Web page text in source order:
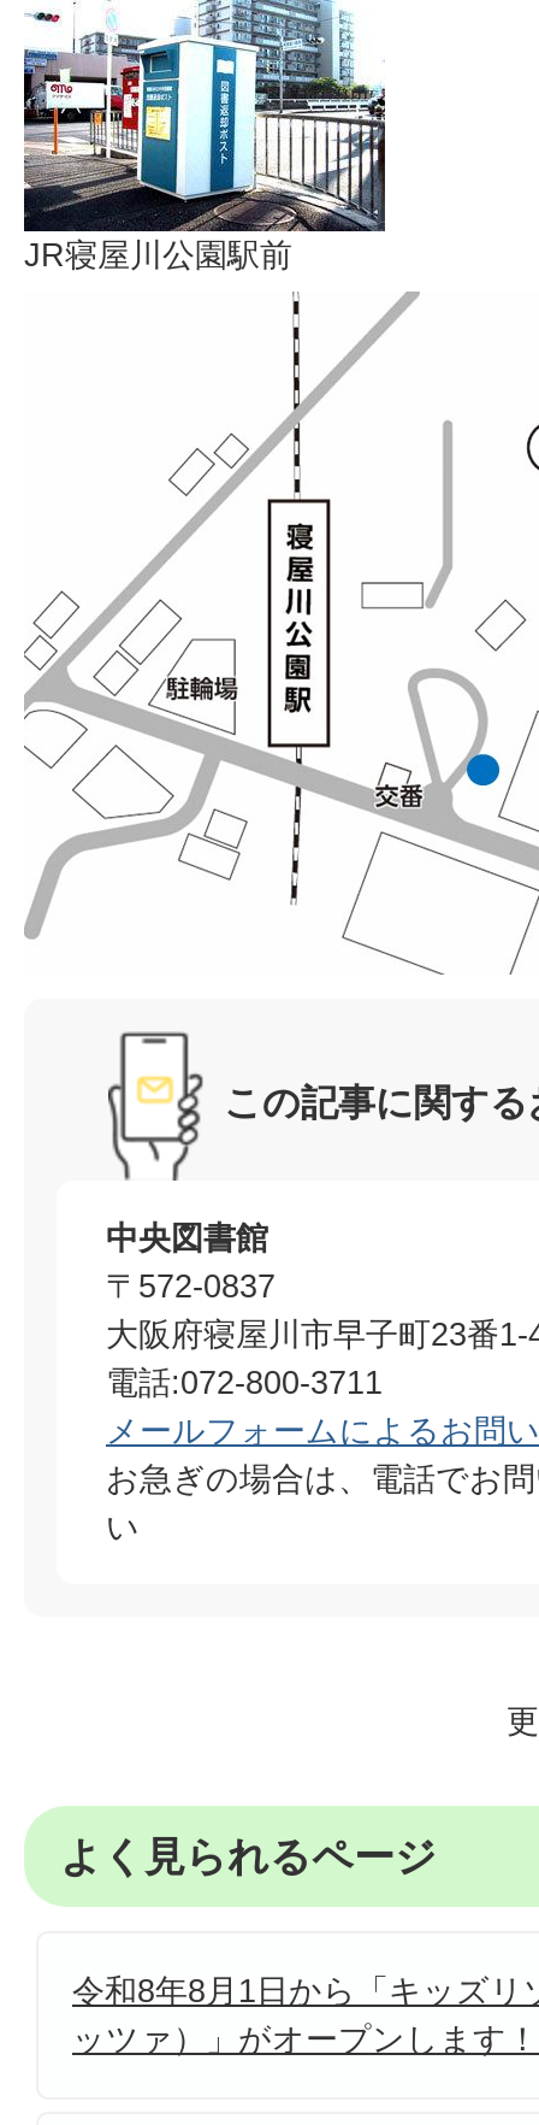
JR寝屋川公園駅前
この記事に関す
中央図書館
〒572-0837
大阪府寝屋川市早子町23番1-
電話:072-800-3711
メールフォームによるお問
お急ぎの場合は、電話でお
い
よく見られるページ
令和8年8月1日から「キッズリ
ッツァ）」がオープンします！